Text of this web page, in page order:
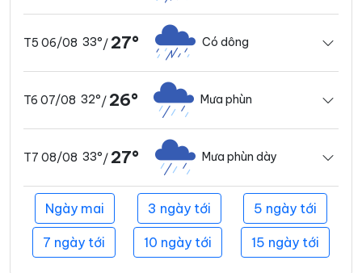
T5 06/08 33°/ 27° Có dông
T6 07/08 32°/ 26° Mưa phùn
T7 08/08 33°/ 27° Mưa phùn dày
Ngày mai 3 ngày tới 5 ngày tới
7 ngày tới 10 ngày tới 15 ngày tới